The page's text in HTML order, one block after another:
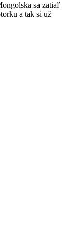
sa zatiaľ
a tak si už